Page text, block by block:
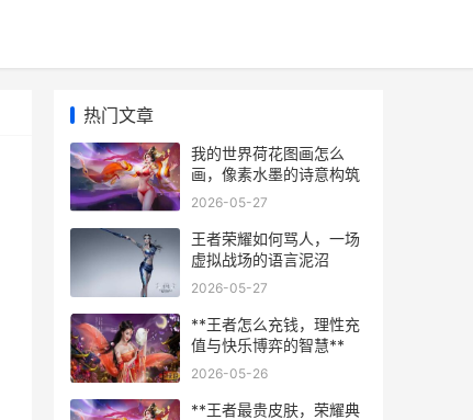
热门文章
我的世界荷花图画怎么
画，像素水墨的诗意构筑
2026-05-27
王者荣耀如何骂人，一场
虚拟战场的语言泥沼
2026-05-27
**王者怎么充钱，理性充
值与快乐博弈的智慧**
2026-05-26
**王者最贵皮肤，荣耀典